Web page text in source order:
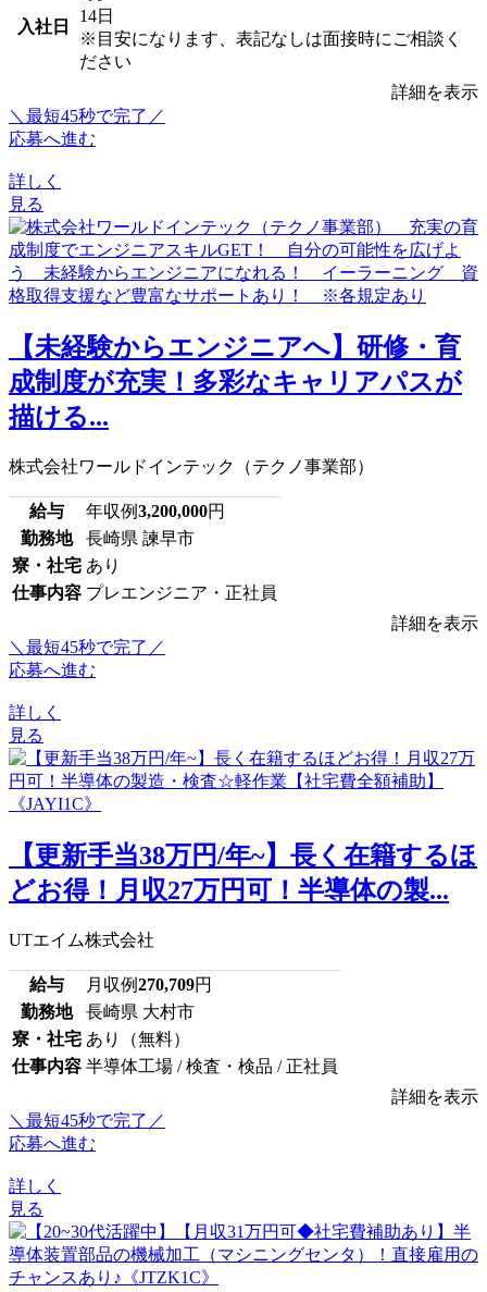
入社日
14日
※目安になります、表記なしは面接時にご相談く
ださい
詳細を表示
＼最短45秒で完了／
応募へ進む
詳しく
見る
【未経験からエンジニアへ】研修・育
成制度が充実！多彩なキャリアパスが
描ける...
株式会社ワールドインテック（テクノ事業部）
給与 年収例3,200,000円
勤務地
長崎県 諫早市
寮・社宅 あり
仕事内容 プレエンジニア・正社員
詳細を表示
＼最短45秒で完了／
応募へ進む
詳しく
見る
【更新手当38万円/年~】長く在籍するほ
どお得！月収27万円可！半導体の製...
UTエイム株式会社
給与 月収例270,709円
勤務地
長崎県 大村市
寮・社宅 あり（無料）
仕事内容 半導体工場 / 検査・検品 / 正社員
詳細を表示
＼最短45秒で完了／
応募へ進む
詳しく
見る